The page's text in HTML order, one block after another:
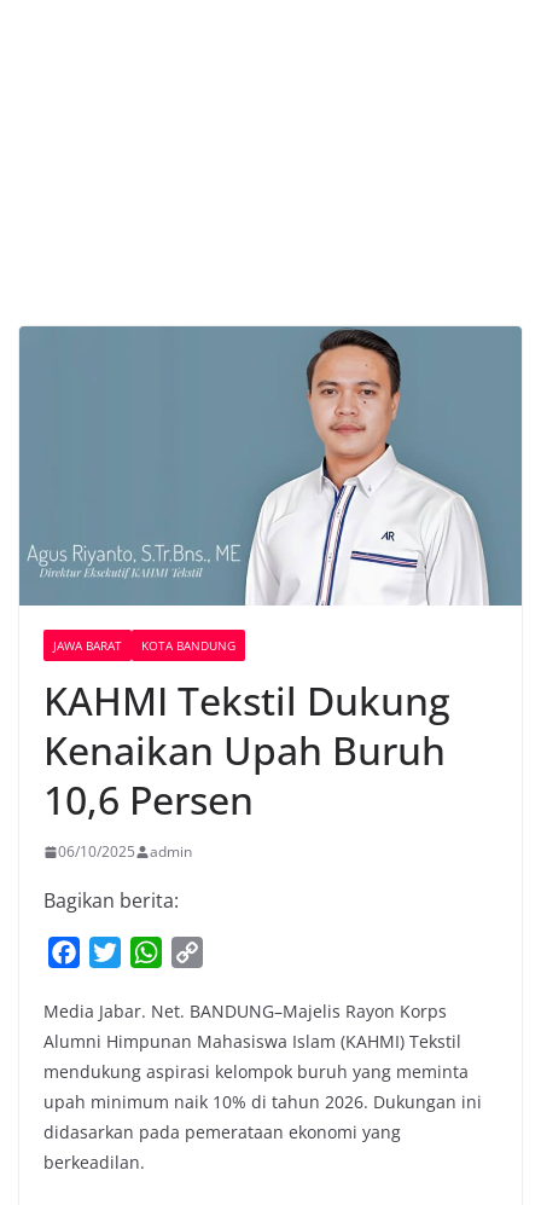
JAWA BARAT KOTA BANDUNG
KAHMI Tekstil Dukung
Kenaikan Upah Buruh
10,6 Persen
06/10/2025 admin
Bagikan berita:
c
e
b
o
o
k
i
t
t
e
r
W
a
t
s
A
p
p
y
L
i
n
Media Jabar. Net. BANDUNG–Majelis Rayon Korps
Alumni Himpunan Mahasiswa Islam (KAHMI) Tekstil
mendukung aspirasi kelompok buruh yang meminta
upah minimum naik 10% di tahun 2026. Dukungan ini
didasarkan pada pemerataan ekonomi yang
berkeadilan.